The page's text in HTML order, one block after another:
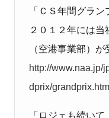
「ＣＳ年間グラ
２０１２年には当
（空港事業部）
http://www.naa.jp/
dprix/grandprix.html
「ロジェも続いて